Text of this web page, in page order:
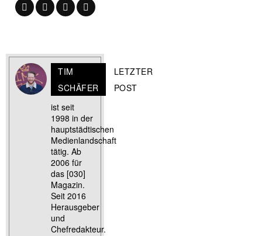
TIM
SCHÄFER
LETZTER
POST
ist seit
1998 in der
hauptstädtischen
Medienlandschaft
tätig. Ab
2006 für
das [030]
Magazin.
Seit 2016
Herausgeber
und
Chefredakteur.